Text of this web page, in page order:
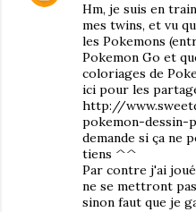
Hm, je suis en
mes twins, et vu
les Pokemons
Pokemon Go et
coloriages de
ici pour les
http://
pokemon-dessin-
demande si ça ne
tiens ^^
Par contre j'ai
ne se mettront
sinon faut que je